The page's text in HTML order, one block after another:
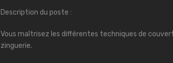
Description du poste :
Vous maîtrisez les différentes techniques de
zinguerie.